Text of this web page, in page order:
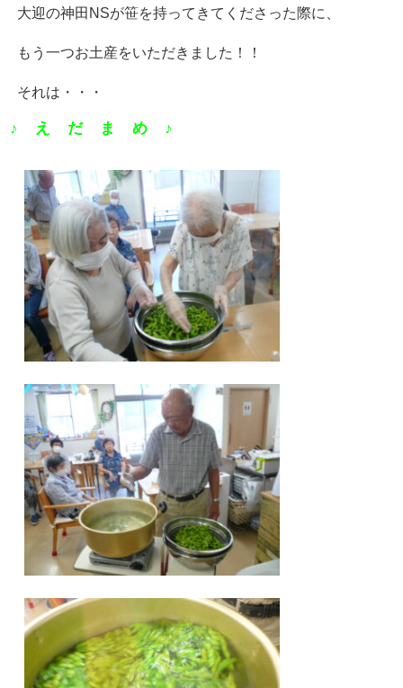
大迎の神田NSが笹を持ってきてくださった際に、
もう一つお土産をいただきました！！
それは・・・
♪ え だ ま め ♪